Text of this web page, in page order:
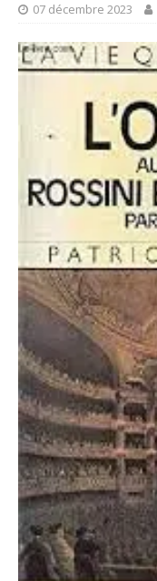
07 décembre 2023